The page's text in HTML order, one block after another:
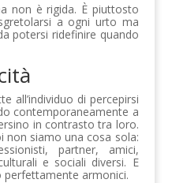
non è rigida. È piuttosto
a ogni urto ma
potersi ridefinire quando
all’individuo di percepirsi
contemporaneamente a
in contrasto tra loro.
non siamo una cosa sola:
partner, amici,
e sociali diversi. E
perfettamente armonici.